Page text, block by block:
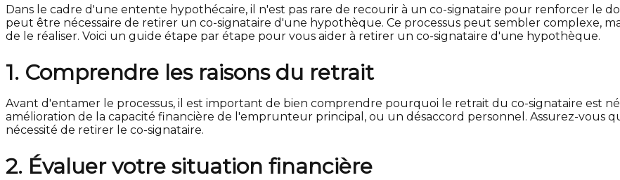
Dans le cadre d'une entente hypothécaire, il n'est pas rare de recourir à un co-signataire pour renforcer le
peut être nécessaire de retirer un co-signataire d'une hypothèque. Ce processus peut sembler complexe,
de le réaliser. Voici un guide étape par étape pour vous aider à retirer un co-signataire d'une hypothèque.
1. Comprendre les raisons du retrait
Avant d'entamer le processus, il est important de bien comprendre pourquoi le retrait du co-signataire est
amélioration de la capacité financière de l'emprunteur principal, ou un désaccord personnel. Assurez-vous
nécessité de retirer le co-signataire.
2. Évaluer votre situation financière